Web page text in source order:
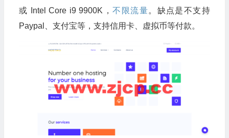
或 Intel Core i9 9900K，不限流量。缺点是不支持
Paypal、支付宝等，支持信用卡、虚拟币等付款。